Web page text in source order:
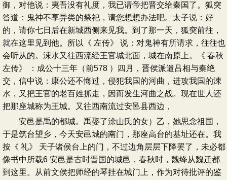
御，对他说：夷吾没有礼度，我已请帝把晋交给秦国了。狐突
答道：鬼神不享异类的祭祀，请您想想办法吧。太子说：好
的，请你七日后在新城西侧来见我。到了那一天，狐突前往，
就在这里见到他。所以《 左传》 说：对鬼神有所请求，往往也
会听从的。涑水又往西流经王官城北面，城在南原上。《 春秋
左传》 ：成公十三年（前578 ）四月，晋侯派遣吕相与秦绝
交，信中说：康公还不悔过，侵犯我国的河曲，进攻我国的涑
水，又把王官的老百姓抓走，因而发生河曲之战。现在世人还
把那座城称为王城。又往西南流过安邑县西边，
安邑是禹的都城。禹娶了涂山氏的女）乙，她思念祖国，
于是筑台望乡，今天安邑城的南门，那座高台的基址还在。我
按《 礼》 天子诸侯台上的门，不过边角层层下降罢了，未必都
像书中所载6 安邑是古时晋国的城邑，春秋时，魏绛从魏迁都
到这里。从前文侯把师经的琴挂在城门上，作为对待批评的鉴